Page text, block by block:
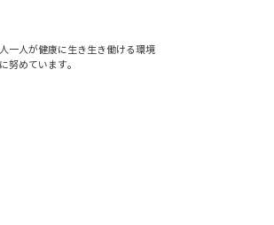
一人が健康に生き生き働ける環境
努めています。